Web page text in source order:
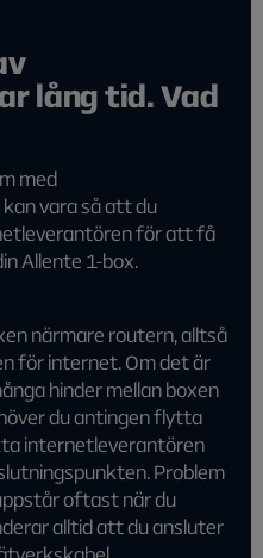
lång tid. Vad
med
vara så att du
för att få
Allente 1-box.
närmare routern, alltså
för internet. Om det är
hinder mellan boxen
du antingen flytta
internetleverantören
Problem
oftast när du
alltid att du ansluter